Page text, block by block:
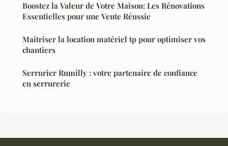
Boostez la Valeur de Votre Maison: Les Rénovations
Essentielles pour une Vente Réussie
Maîtriser la location matériel tp pour optimiser vos
chantiers
Serrurier Rumilly : votre partenaire de confiance
en serrurerie